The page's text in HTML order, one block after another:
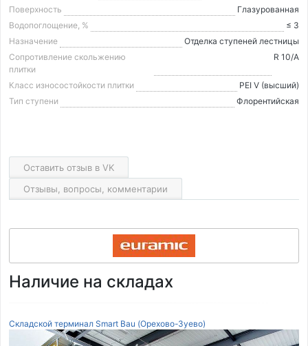
Поверхность
Глазурованная
Водопоглощение, %
≤ 3
Назначение
Отделка ступеней лестницы
Сопротивление скольжению
плитки
R 10/A
Класс износостойкости плитки
PEI V (высший)
Тип ступени
Флорентийская
Оставить отзыв в VK
Отзывы, вопросы, комментарии
Наличие на складах
Складской терминал Smart Bau (Орехово-Зуево)